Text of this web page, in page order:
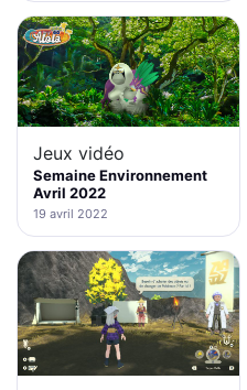
Jeux vidéo
Semaine Environnement
Avril 2022
19 avril 2022